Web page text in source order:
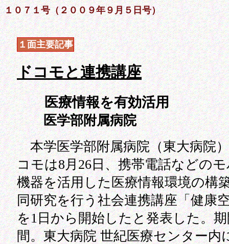
１０７１号（２００９年９月５日号）
１面主要記事
ドコモと連携講座
医療情報を有効活用
医学部附属病院
本学医学部附属病院（東大病院
コモは8月26日、携帯電話などの
機器を活用した医療情報環境の構
同研究を行う社会連携講座「健康
を1日から開始したと発表した。
間。東大病院 世紀医療センター内